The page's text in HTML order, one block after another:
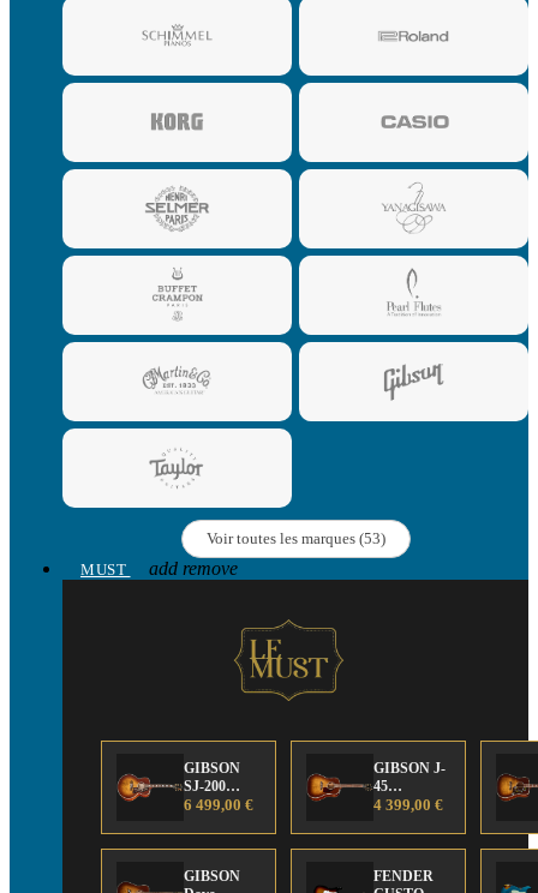
Voir toutes les marques (53)
MUST
add remove
GIBSON
SJ-200
Anniversary
Edition
6 499,00 €
GIBSON J-
45
Anniversary
Edition
4 399,00 €
GIBSON
FENDER